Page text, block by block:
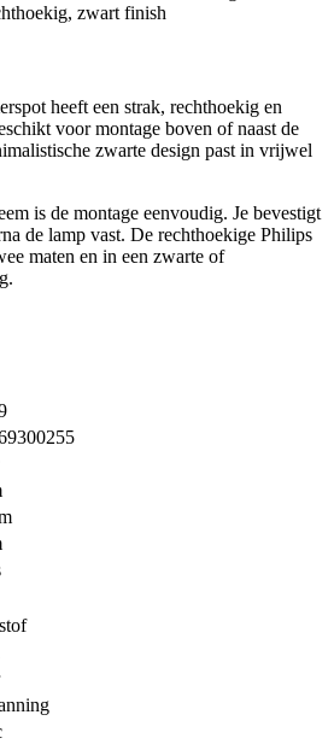
zwart finish
heeft een strak, rechthoekig en
voor montage boven of naast de
zwarte design past in vrijwel
is de montage eenvoudig. Je bevestigt
de lamp vast. De rechthoekige Philips
maten en in een zwarte of